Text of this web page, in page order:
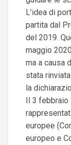
L’idea di
partita dal
del 2019.
maggio
ma a causa
stata
la
Il 3 febbraio
europee
europeo e